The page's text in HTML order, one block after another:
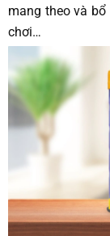
mang theo và
chơi…